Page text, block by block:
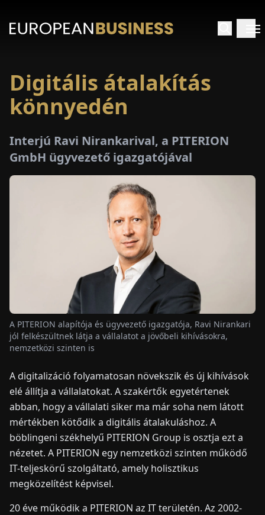
KAPCSOLAT
Digitális átalakítás
könnyedén
Interjú Ravi Nirankarival, a PITERION
GmbH ügyvezető igazgatójával
A PITERION alapítója és ügyvezető igazgatója, Ravi Nirankari
jól felkészültnek látja a vállalatot a jövőbeli kihívásokra,
nemzetközi szinten is
A digitalizáció folyamatosan növekszik és új kihívások
elé állítja a vállalatokat. A szakértők egyetértenek
abban, hogy a vállalati siker ma már soha nem látott
mértékben kötődik a digitális átalakuláshoz. A
böblingeni székhelyű PITERION Group is osztja ezt a
nézetet. A PITERION egy nemzetközi szinten működő
IT-teljeskörű szolgáltató, amely holisztikus
megközelítést képvisel.
20 éve működik a PITERION az IT területén. Az 2002-